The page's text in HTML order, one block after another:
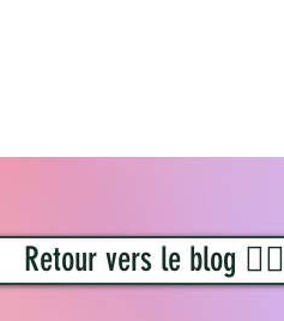
Retour vers le blog 👉🏼